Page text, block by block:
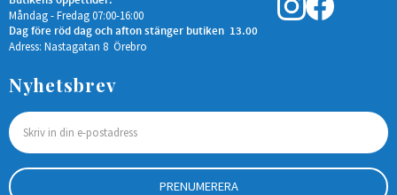
Måndag - Fredag 07:00-16:00
Dag före röd dag och afton stänger butiken 13.00
Adress: Nastagatan 8 Örebro
Nyhetsbrev
PRENUMERERA